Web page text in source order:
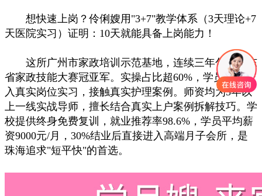
想快速上岗？伶俐嫂用"3+7"教学体系（3天理论+7
天医院实习）证明：10天就能具备上岗能力！
这所广州市家政培训示范基地，连续三年包揽广东
省家政技能大赛冠亚军。实操占比超60%，学员直接进
入真实岗位实习，接触真实护理案例。师资均为5年以
上一线实战导师，擅长结合真实上户案例拆解技巧。学
校提供终身免费复训，就业推荐率98.6%，学员平均薪
资9000元/月，30%结业后直接进入高端月子会所，是
珠海追求"短平快"的首选。